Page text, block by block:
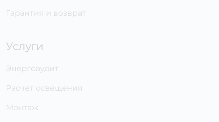
Гарантия и возврат
Услуги
Энергоаудит
Расчет освещения
Монтаж